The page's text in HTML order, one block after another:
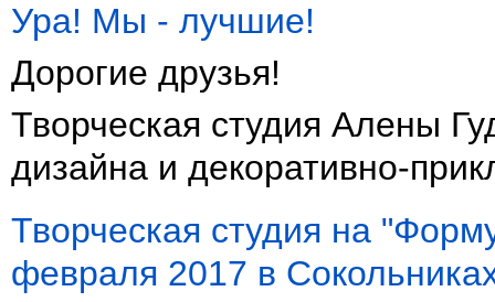
Ура! Мы - лучшие!
Дорогие друзья!
Творческая студия Алены
дизайна и декоративно-
Творческая студия на
февраля 2017 в